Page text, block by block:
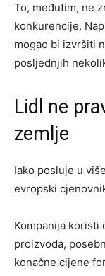
To, međutim, ne
konkurencije.
mogao bi izvršiti
posljednjih
Lidl ne
zemlje
Iako posluje u
evropski
Kompanija koristi
proizvoda,
konačne cijene